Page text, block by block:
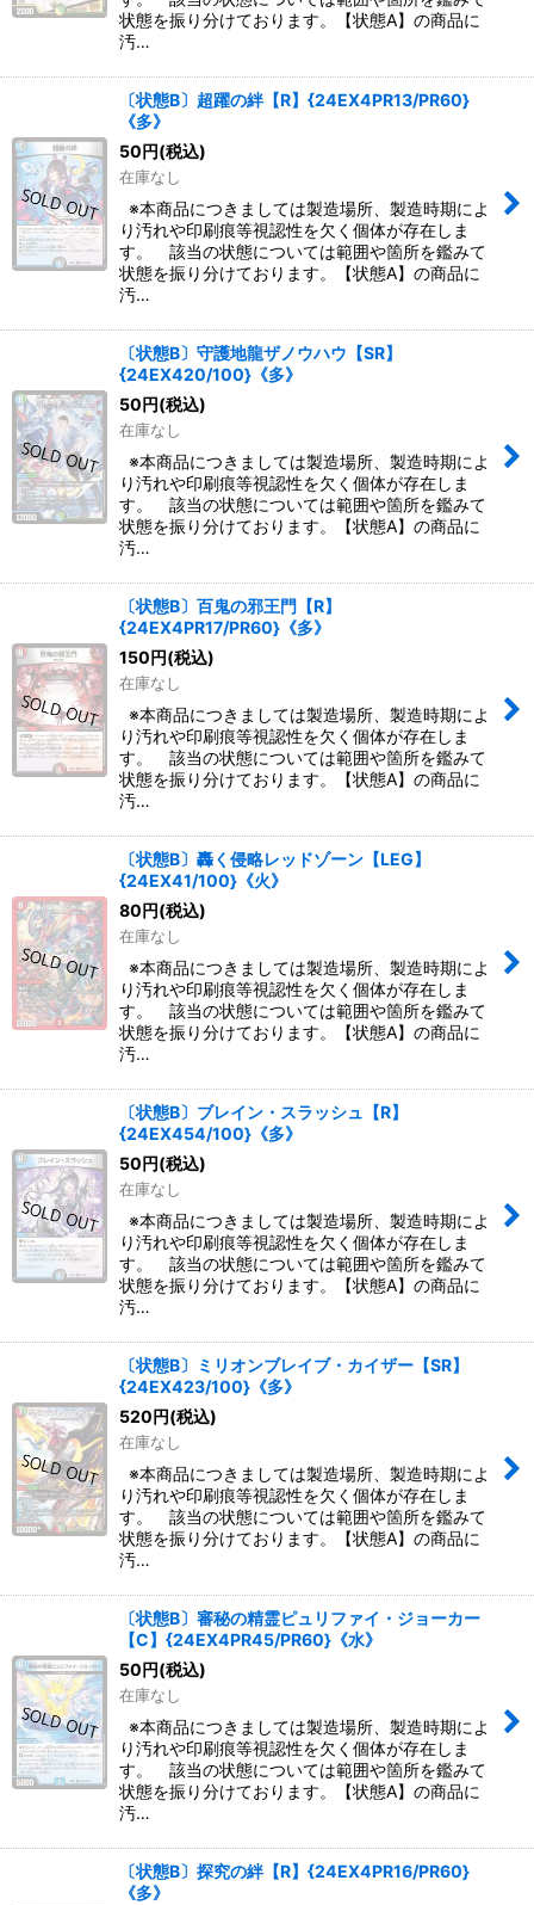
状態を振り分けております。【状態A】の商品に
汚…
〔状態B〕超躍の絆【R】{24EX4PR13/PR60}
《多》
50 円(税込)
在庫なし
※本商品につきましては製造場所、製造時期によ
り汚れや印刷痕等視認性を欠く個体が存在しま
す。 該当の状態については範囲や箇所を鑑みて
状態を振り分けております。【状態A】の商品に
汚…
〔状態B〕守護地龍ザノウハウ【SR】
{24EX420/100}《多》
50 円(税込)
在庫なし
※本商品につきましては製造場所、製造時期によ
り汚れや印刷痕等視認性を欠く個体が存在しま
す。 該当の状態については範囲や箇所を鑑みて
状態を振り分けております。【状態A】の商品に
汚…
〔状態B〕百鬼の邪王門【R】
{24EX4PR17/PR60}《多》
150 円(税込)
在庫なし
※本商品につきましては製造場所、製造時期によ
り汚れや印刷痕等視認性を欠く個体が存在しま
す。 該当の状態については範囲や箇所を鑑みて
状態を振り分けております。【状態A】の商品に
汚…
〔状態B〕轟く侵略レッドゾーン【LEG】
{24EX41/100}《火》
80 円(税込)
在庫なし
※本商品につきましては製造場所、製造時期によ
り汚れや印刷痕等視認性を欠く個体が存在しま
す。 該当の状態については範囲や箇所を鑑みて
状態を振り分けております。【状態A】の商品に
汚…
〔状態B〕ブレイン・スラッシュ【R】
{24EX454/100}《多》
50 円(税込)
在庫なし
※本商品につきましては製造場所、製造時期によ
り汚れや印刷痕等視認性を欠く個体が存在しま
す。 該当の状態については範囲や箇所を鑑みて
状態を振り分けております。【状態A】の商品に
汚…
〔状態B〕ミリオンブレイブ・カイザー【SR】
{24EX423/100}《多》
520 円(税込)
在庫なし
※本商品につきましては製造場所、製造時期によ
り汚れや印刷痕等視認性を欠く個体が存在しま
す。 該当の状態については範囲や箇所を鑑みて
状態を振り分けております。【状態A】の商品に
汚…
〔状態B〕審秘の精霊ピュリファイ・ジョーカー
【C】{24EX4PR45/PR60}《水》
50 円(税込)
在庫なし
※本商品につきましては製造場所、製造時期によ
り汚れや印刷痕等視認性を欠く個体が存在しま
す。 該当の状態については範囲や箇所を鑑みて
状態を振り分けております。【状態A】の商品に
汚…
〔状態B〕探究の絆【R】{24EX4PR16/PR60}
《多》